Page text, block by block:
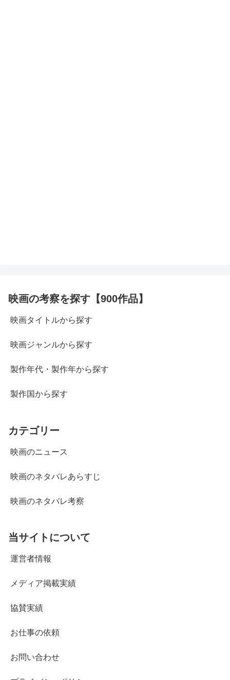
映画の考察を探す【900作品】
映画タイトルから探す
映画ジャンルから探す
製作年代・製作年から探す
製作国から探す
カテゴリー
映画のニュース
映画のネタバレあらすじ
映画のネタバレ考察
当サイトについて
運営者情報
メディア掲載実績
協賛実績
お仕事の依頼
お問い合わせ